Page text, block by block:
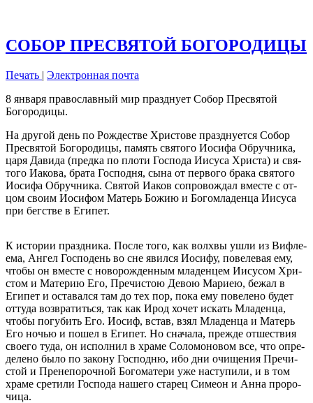
СОБОР ПРЕСВЯТОЙ БОГОРОДИЦЫ
Печать | Электронная почта
8 января православный мир празднует Собор Пресвятой
Богородицы.
На дру­гой день по Рож­де­стве Хри­сто­ве празд­ну­ет­ся Со­бор
Пре­свя­той Бо­го­ро­ди­цы, па­мять свя­то­го Иоси­фа Об­руч­ни­ка,
ца­ря Да­ви­да (пред­ка по пло­ти Гос­по­да Иису­са Хри­ста) и свя­
то­го Иа­ко­ва, бра­та Гос­под­ня, сы­на от пер­во­го бра­ка свя­то­го
Иоси­фа Об­руч­ни­ка. Свя­той Иа­ков со­про­вож­дал вме­сте с от­
цом сво­им Иоси­фом Ма­терь Бо­жию и Бо­гом­ла­ден­ца Иису­са
при бег­стве в Еги­пет.
К истории праздника. По­сле то­го, как волх­вы ушли из Виф­ле­
е­ма, Ан­гел Гос­по­день во сне явил­ся Иоси­фу, по­веле­вая ему,
чтобы он вме­сте с но­во­рож­ден­ным мла­ден­цем Иису­сом Хри­
стом и Ма­те­рию Его, Пре­чи­стою Де­вою Ма­ри­ею, бе­жал в
Еги­пет и оста­вал­ся там до тех пор, по­ка ему по­ве­ле­но бу­дет
от­ту­да воз­вра­тить­ся, так как Ирод хо­чет ис­кать Мла­ден­ца,
чтобы по­гу­бить Его. Иосиф, встав, взял Мла­ден­ца и Ма­терь
Его но­чью и по­шел в Еги­пет. Но сна­ча­ла, преж­де от­ше­ствия
сво­е­го ту­да, он ис­пол­нил в хра­ме Со­ло­мо­но­вом все, что опре­
де­ле­но бы­ло по за­ко­ну Гос­под­ню, ибо дни очи­ще­ния Пре­чи­
стой и Пре­не­по­роч­ной Бо­го­ма­те­ри уже на­сту­пи­ли, и в том
хра­ме сре­ти­ли Гос­по­да на­ше­го ста­рец Си­ме­он и Ан­на про­ро­
чи­ца.